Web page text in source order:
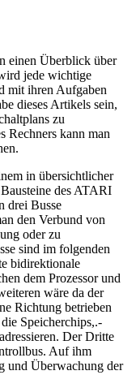
einen Überblick über
jede wichtige
mit ihren Aufgaben
dieses Artikels sein,
zu
Rechners kann man
in übersichtlicher
des ATARI
drei Busse
den Verbund von
oder zu
sind im folgenden
bidirektionale
dem Prozessor und
wäre da der
Richtung betrieben
Speicherchips,.-
Der Dritte
Auf ihm
und Überwachung der